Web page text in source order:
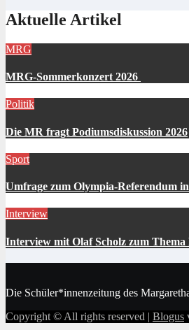
Aktuelle Artikel
MRG
MRG-Sommerkonzert 2026
Politik
Die MR fragt Podiumsdiskussion 2026
Sport
Umfrage zum Olympia-Referendum
Interview
Interview mit Olaf Scholz zum Thema
Die Schüler*innenzeitung des
Copyright © All rights reserved | Blogus